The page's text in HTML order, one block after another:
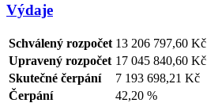
Výdaje
Schválený rozpočet 13 206 797,60 Kč
Upravený rozpočet 17 045 840,60 Kč
Skutečné čerpání
7 193 698,21 Kč
Čerpání
42,20 %